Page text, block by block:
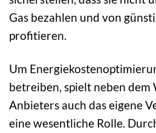
Gas bezahlen und von
profitieren.
Um
betreiben, spielt neben dem
Anbieters auch das eigene
eine wesentliche Rolle.